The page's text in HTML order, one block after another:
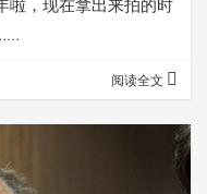
，现在拿出来拍的时
不怎么样……
阅读全文